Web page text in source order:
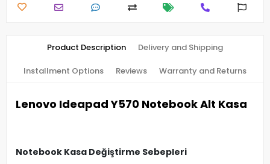
Product Description Delivery and Shipping
Installment Options Reviews Warranty and Returns
Lenovo Ideapad Y570 Notebook Alt Kasa
Notebook Kasa Değiştirme Sebepleri